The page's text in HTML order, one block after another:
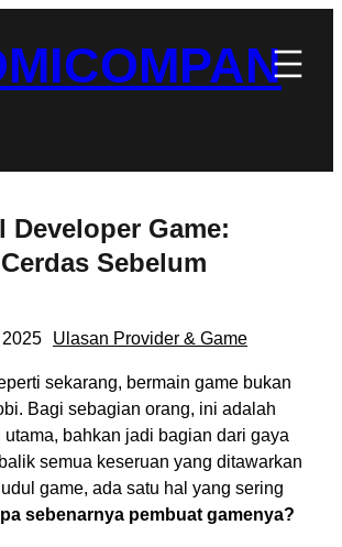
Developer Game:
Sebelum
Ulasan Provider & Game
sekarang, bermain game bukan
Bagi sebagian orang, ini adalah
utama, bahkan jadi bagian dari gaya
semua keseruan yang ditawarkan
game, ada satu hal yang sering
sebenarnya pembuat gamenya?